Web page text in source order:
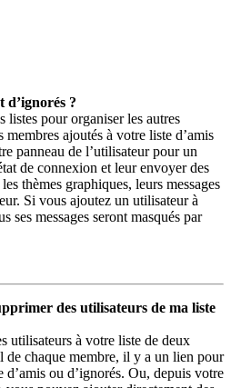
d’ignorés ?
listes pour organiser les autres
ajoutés à votre liste d’amis
panneau de l’utilisateur pour un
de connexion et leur envoyer des
thèmes graphiques, leurs messages
Si vous ajoutez un utilisateur à
ses messages seront masqués par
des utilisateurs de ma liste
utilisateurs à votre liste de deux
de chaque membre, il y a un lien pour
d’amis ou d’ignorés. Ou, depuis votre